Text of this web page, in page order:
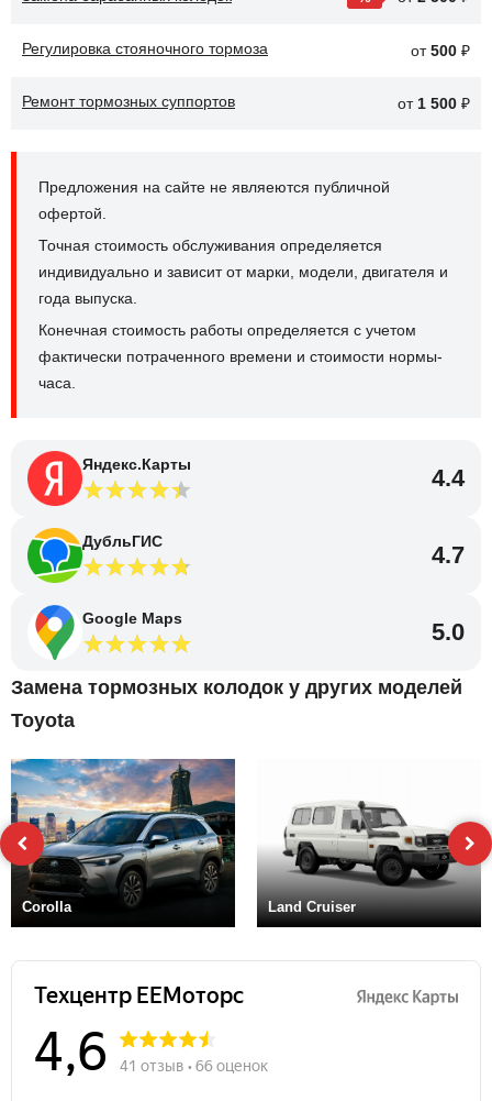
Регулировка стояночного тормоза от500 ₽
Ремонт тормозных суппортов от 1 500 ₽
Предложения на сайте не являеются публичной
офертой.
Точная стоимость обслуживания определяется
индивидуально и зависит от марки, модели, двигателя и
года выпуска.
Конечная стоимость работы определяется с учетом
фактически потраченного времени и стоимости нормы-
часа.
Яндекс.Карты 4.4
ДубльГИС 4.7
Google Maps 5.0
Замена тормозных колодок у других моделей
Toyota
Corolla Land Cruiser